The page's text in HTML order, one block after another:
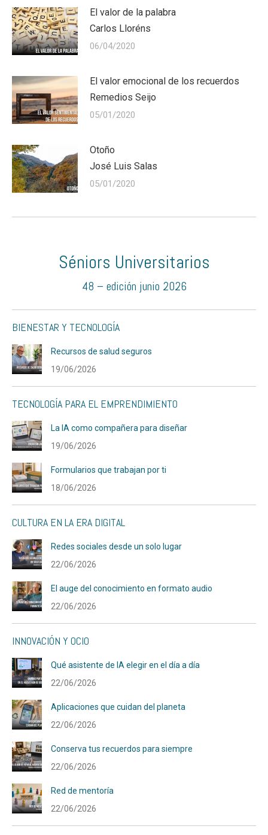
El valor de la palabra
Carlos Lloréns
06/04/2020
El valor emocional de los recuerdos
Remedios Seijo
05/01/2020
Otoño
José Luis Salas
05/01/2020
Séniors Universitarios
48 – edición junio 2026
BIENESTAR Y TECNOLOGÍA
Recursos de salud seguros
19/06/2026
TECNOLOGÍA PARA EL EMPRENDIMIENTO
La IA como compañera para diseñar
19/06/2026
Formularios que trabajan por ti
18/06/2026
CULTURA EN LA ERA DIGITAL
Redes sociales desde un solo lugar
22/06/2026
El auge del conocimiento en formato audio
22/06/2026
INNOVACIÓN Y OCIO
Qué asistente de IA elegir en el día a día
22/06/2026
Aplicaciones que cuidan del planeta
22/06/2026
Conserva tus recuerdos para siempre
22/06/2026
Red de mentoría
22/06/2026